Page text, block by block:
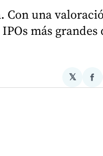
una
más
𝕏
en